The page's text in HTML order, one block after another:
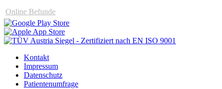
Online Befunde
Kontakt
Impressum
Datenschutz
Patientenumfrage